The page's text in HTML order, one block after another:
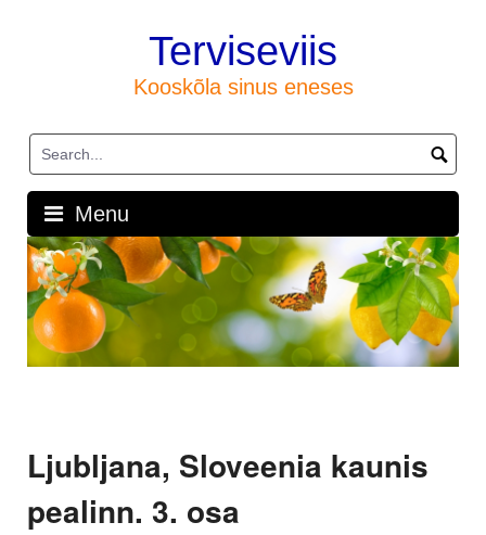
Terviseviis
Kooskõla sinus eneses
Menu
Ljubljana, Sloveenia kaunis
pealinn. 3. osa